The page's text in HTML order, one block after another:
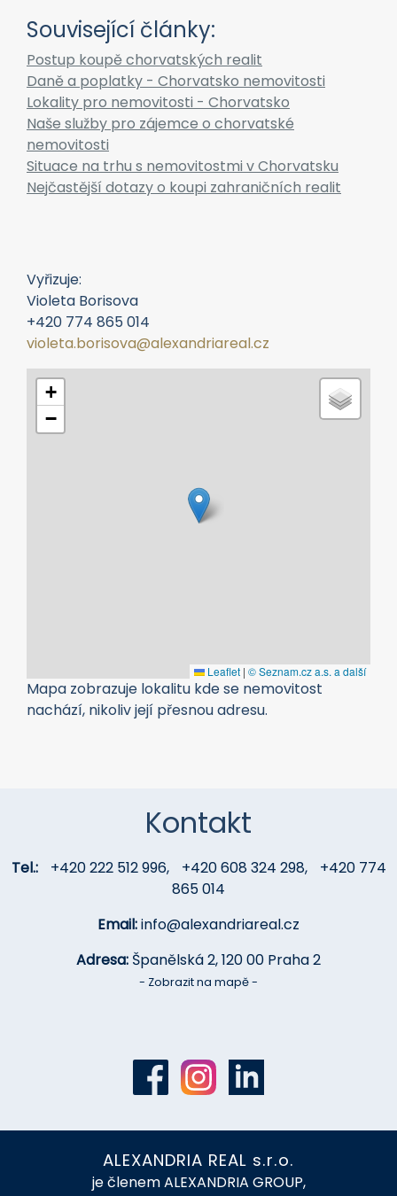
Související články:
Postup koupě chorvatských realit
Daně a poplatky - Chorvatsko nemovitosti
Lokality pro nemovitosti - Chorvatsko
Naše služby pro zájemce o chorvatské
nemovitosti
Situace na trhu s nemovitostmi v Chorvatsku
Nejčastější dotazy o koupi zahraničních realit
Vyřizuje:
Violeta Borisova
+420 774 865 014
violeta.borisova@alexandriareal.cz
+
−
Leaflet | © Seznam.cz a.s. a další
Mapa zobrazuje lokalitu kde se nemovitost
nachází, nikoliv její přesnou adresu.
Kontakt
Tel.: +420 222 512 996, +420 608 324 298,
+420 774
865 014
Email:info@alexandriareal.cz
Adresa: Španělská 2, 120 00 Praha 2
- Zobrazit na mapě -
ALEXANDRIA REAL s.r.o.
je členem ALEXANDRIA GROUP,